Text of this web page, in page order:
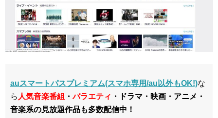
auスマートパスプレミアム(スマホ専用/au以外もOK!)な
ら 人気音楽番組 ・バラエティ ・ドラマ・映画・アニメ・
音楽系の見放題作品も多数配信中！